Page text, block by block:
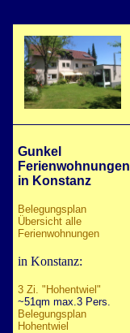
Gunkel
Ferienwohnungen
in Konstanz
Belegungsplan
Übersicht alle
Ferienwohnungen
in Konstanz:
3 Zi. "Hohentwiel "
~51qm max.3 Pers.
Belegungsplan
Hohentwiel